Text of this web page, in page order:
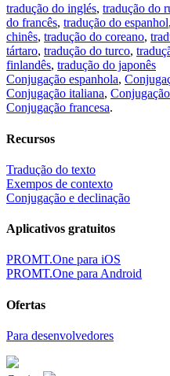
tradução do inglés, tradução do
do francês, tradução do espanhol,
chinês, tradução do coreano,
tártaro, tradução do turco,
finlandês, tradução do japonês
Conjugação espanhola,
Conjugação italiana,
Conjugação francesa.
Recursos
Tradução do texto
Exempos de contexto
Conjugação e declinação
Aplicativos gratuitos
PROMT.One para iOS
PROMT.One para Android
Ofertas
Para desenvolvedores